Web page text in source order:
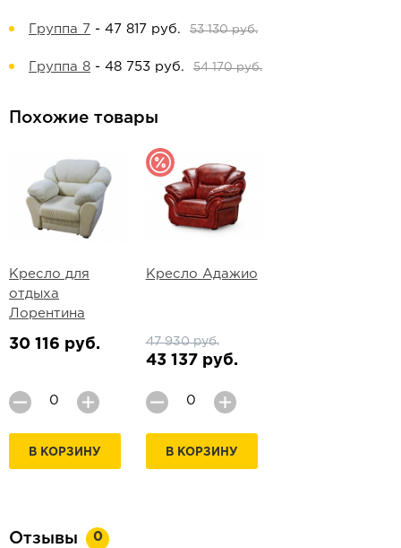
Группа 7 - 47 817 руб. 53 130 руб.
Группа 8 - 48 753 руб. 54 170 руб.
Похожие товары
Кресло для
отдыха
Лорентина
30 116 руб.
В КОРЗИНУ
Кресло Адажио
47 930 руб.
43 137 руб.
В КОРЗИНУ
Отзывы 0